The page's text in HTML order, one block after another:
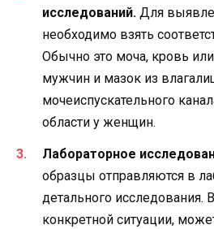
исследований. Для
необходимо взять
Обычно это моча, кровь
мужчин и мазок из
мочеиспускательного
области у женщин.
Лабораторное
образцы отправляются в
детального исследования.
конкретной ситуации,